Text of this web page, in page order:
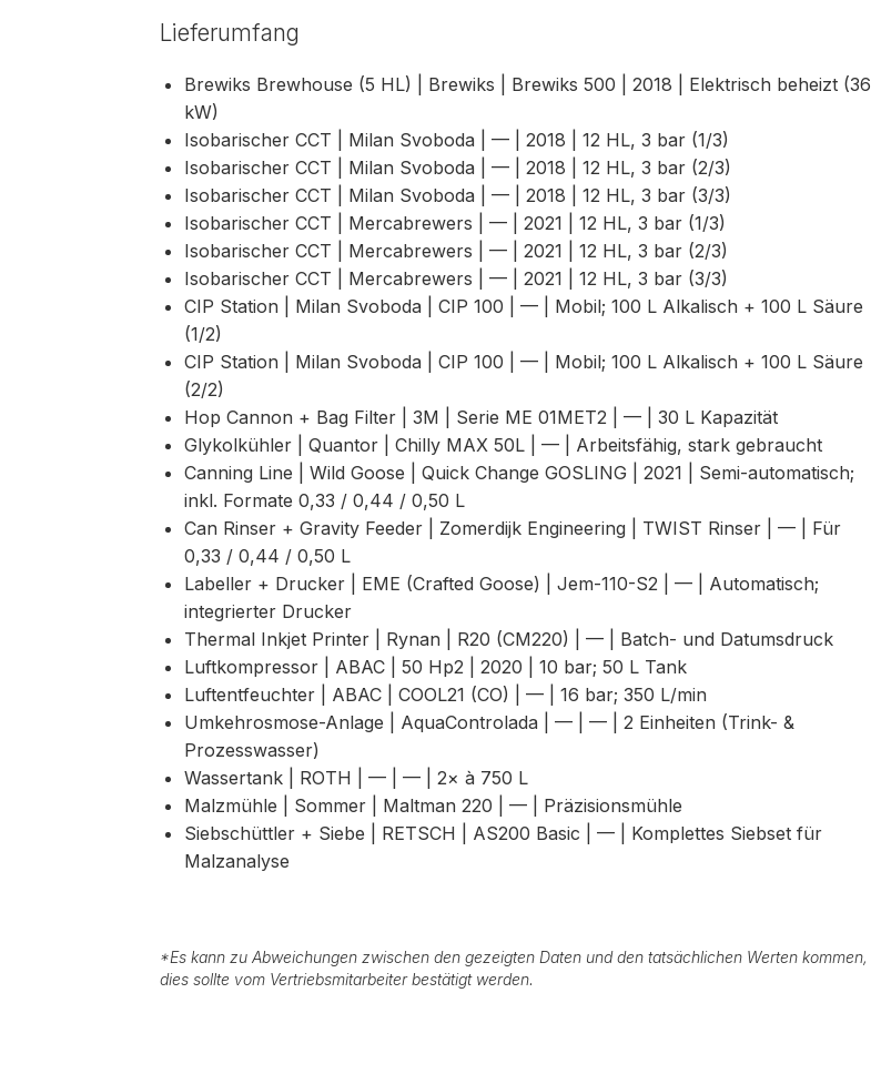
Lieferumfang
Brewiks Brewhouse (5 HL) | Brewiks | Brewiks 500 | 2018 | Elektrisch beheizt (36
kW)
Isobarischer CCT | Milan Svoboda | — | 2018 | 12 HL, 3 bar (1/3)
Isobarischer CCT | Milan Svoboda | — | 2018 | 12 HL, 3 bar (2/3)
Isobarischer CCT | Milan Svoboda | — | 2018 | 12 HL, 3 bar (3/3)
Isobarischer CCT | Mercabrewers | — | 2021 | 12 HL, 3 bar (1/3)
Isobarischer CCT | Mercabrewers | — | 2021 | 12 HL, 3 bar (2/3)
Isobarischer CCT | Mercabrewers | — | 2021 | 12 HL, 3 bar (3/3)
CIP Station | Milan Svoboda | CIP 100 | — | Mobil; 100 L Alkalisch + 100 L Säure
(1/2)
CIP Station | Milan Svoboda | CIP 100 | — | Mobil; 100 L Alkalisch + 100 L Säure
(2/2)
Hop Cannon + Bag Filter | 3M | Serie ME 01MET2 | — | 30 L Kapazität
Glykolkühler | Quantor | Chilly MAX 50L | — | Arbeitsfähig, stark gebraucht
Canning Line | Wild Goose | Quick Change GOSLING | 2021 | Semi-automatisch;
inkl. Formate 0,33 / 0,44 / 0,50 L
Can Rinser + Gravity Feeder | Zomerdijk Engineering | TWIST Rinser | — | Für
0,33 / 0,44 / 0,50 L
Labeller + Drucker | EME (Crafted Goose) | Jem-110-S2 | — | Automatisch;
integrierter Drucker
Thermal Inkjet Printer | Rynan | R20 (CM220) | — | Batch- und Datumsdruck
Luftkompressor | ABAC | 50 Hp2 | 2020 | 10 bar; 50 L Tank
Luftentfeuchter | ABAC | COOL21 (CO) | — | 16 bar; 350 L/min
Umkehrosmose-Anlage | AquaControlada | — | — | 2 Einheiten (Trink- &
Prozesswasser)
Wassertank | ROTH | — | — | 2× à 750 L
Malzmühle | Sommer | Maltman 220 | — | Präzisionsmühle
Siebschüttler + Siebe | RETSCH | AS200 Basic | — | Komplettes Siebset für
Malzanalyse
*Es kann zu Abweichungen zwischen den gezeigten Daten und den tatsächlichen Werten kommen,
dies sollte vom Vertriebsmitarbeiter bestätigt werden.